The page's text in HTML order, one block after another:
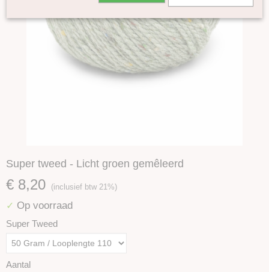
Super tweed - Licht groen gemêleerd
€ 8,20 (inclusief btw 21%)
✓ Op voorraad
Super Tweed
Aantal